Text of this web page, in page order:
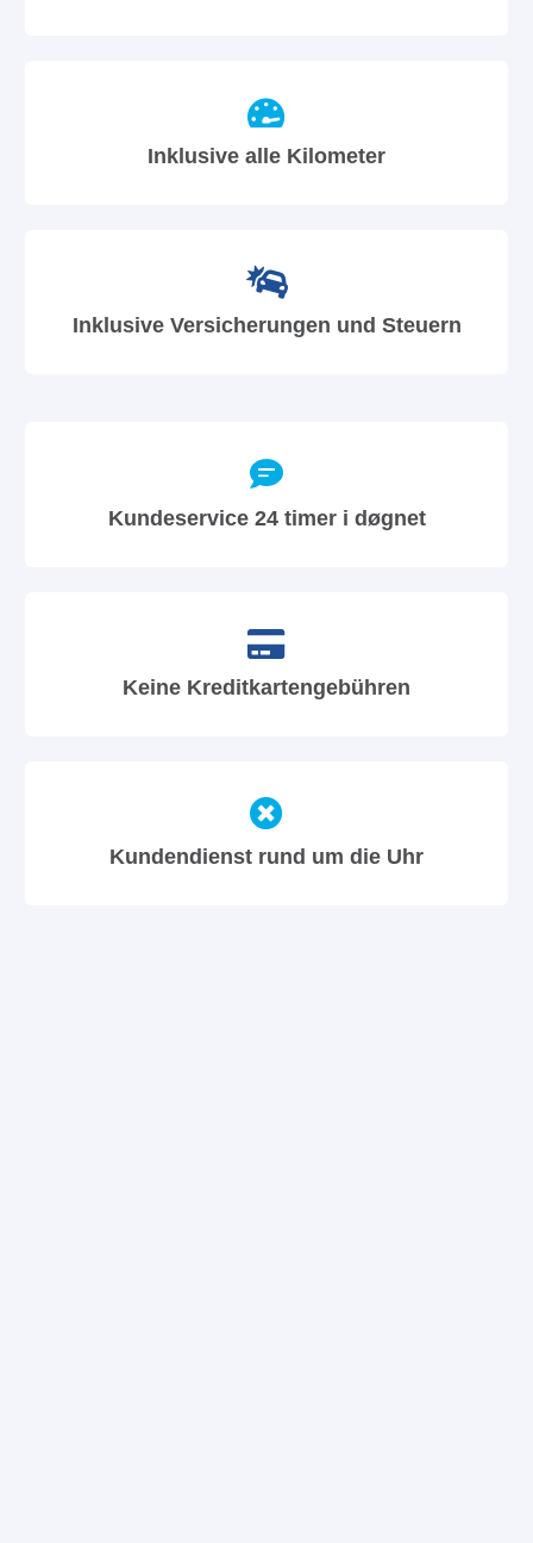
Inklusive alle Kilometer
Inklusive Versicherungen und Steuern
Kundeservice 24 timer i døgnet
Keine Kreditkartengebühren
Kundendienst rund um die Uhr